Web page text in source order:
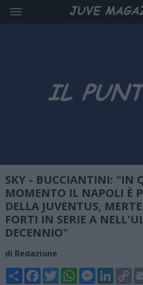
SKY - BUCCIANTINI: "IN
MOMENTO IL NAPOLI È
DELLA JUVENTUS,
FORTI IN SERIE A
DECENNIO"
di Redazione
Share FacebookTwitterWhatsAppMessengerLinkedIn